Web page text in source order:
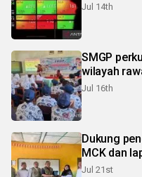
Jul 14th
SMGP
wilayah
Jul 16th
Dukung
MCK dan
Jul 21st